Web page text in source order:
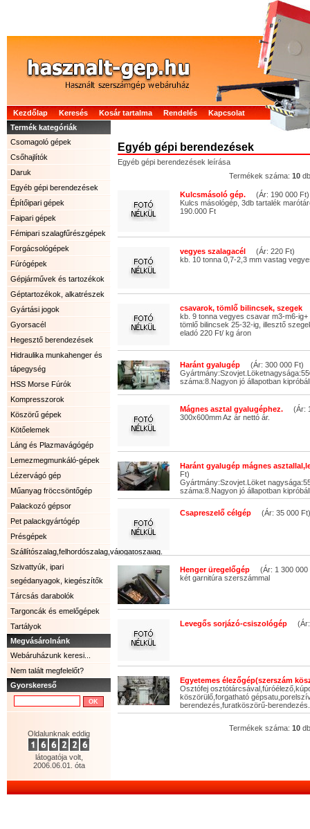
Kezdőlap Keresés Kosár tartalma Rendelés
Kapcsolat
Termék kategóriák
Csomagoló gépek
Csőhajlítók
Daruk
Egyéb gépi berendezések
Építőipari gépek
Faipari gépek
Fémipari szalagfűrészgépek
Forgácsológépek
Fúrógépek
Gépjárművek és tartozékok
Géptartozékok, alkatrészek
Gyártási jogok
Gyorsacél
Hegesztő berendezések
Hidraulika munkahenger és
tápegység
HSS Morse Fúrók
Kompresszorok
Köszörű gépek
Kötőelemek
Láng és Plazmavágógép
Lemezmegmunkáló-gépek
Lézervágó gép
Műanyag fröccsöntőgép
Palackozó gépsor
Pet palackgyártógép
Présgépek
Szállítószalag,felhordószalag,válogatószalag.
Szivattyúk, ipari
segédanyagok, kiegészítők
Tárcsás darabolók
Targoncák és emelőgépek
Tartályok
Megvásárolnánk
Webáruházunk keresi...
Nem talált megfelelőt?
Gyorskereső
Oldalunknak eddig
látogatója volt,
2006.06.01. óta
Egyéb gépi berendezések
Egyéb gépi berendezések leírása
Termékek száma: 10 db
Kulcsmásoló gép. (Ár: 190 000 Ft)
Kulcs másológép, 3db tartalék
190.000 Ft
vegyes szalagacél (Ár: 220 Ft)
kb. 10 tonna 0,7-2,3 mm vastag
csavarok, tömlő bilincsek, szegek
kb. 9 tonna vegyes csavar m3-m6-
tömlő bilincsek 25-32-ig, illesztő
eladó 220 Ft/ kg áron
Haránt gyalugép (Ár: 300 000 Ft)
száma:8.Nagyon jó állapotban
Mágnes asztal gyalugéphez. (Ár:
300x600mm Az ár nettó ár.
Haránt gyalugép mágnes
Ft)
Gyártmány:Szovjet.Löket
száma:8.Nagyon jó állapotban
Csapreszelő célgép (Ár: 35 000 Ft)
Henger üregelőgép (Ár: 1 300 000
két garnitúra szerszámmal
Levegős sorjázó-csiszológép (Ár:
Egyetemes élezőgép(szerszám
Osztófej
köszörülő,forgatható
berendezés,furatköszörű-
Termékek száma: 10 db